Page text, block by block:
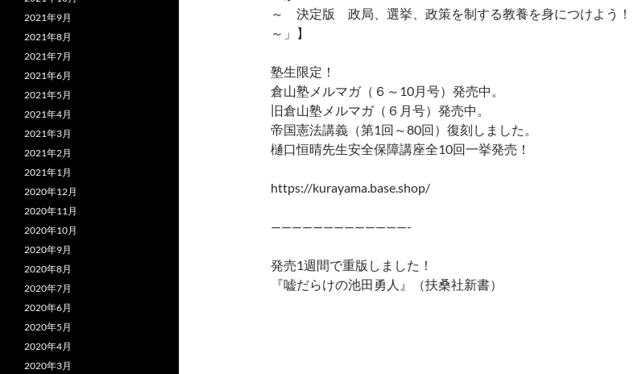
～ 決定版 政局、選挙、政策を制する教養を身につけよう！
～」】
塾生限定！
倉山塾メルマガ（６～10月号）発売中。
旧倉山塾メルマガ（６月号）発売中。
帝国憲法講義（第1回～80回）復刻しました。
樋口恒晴先生安全保障講座全10回一挙発売！
https://kurayama.base.shop/
—————————————-
発売1週間で重版しました！
『嘘だらけの池田勇人』（扶桑社新書）
2021年9月
2021年8月
2021年7月
2021年6月
2021年5月
2021年4月
2021年3月
2021年2月
2021年1月
2020年12月
2020年11月
2020年10月
2020年9月
2020年8月
2020年7月
2020年6月
2020年5月
2020年4月
2020年3月